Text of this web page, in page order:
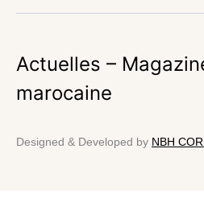
Actuelles –
marocaine
Designed & Developed by NBH